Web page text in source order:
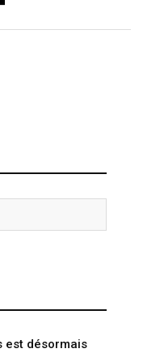
est désormais